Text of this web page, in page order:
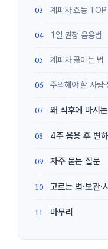
계피차 효능
1일 권장 음용법
계피차 끓이는 법
주의해야 할 사람·
왜 식후에 마시
4주 음용 후 변
자주 묻는 질문
고르는 법·보관·
마무리